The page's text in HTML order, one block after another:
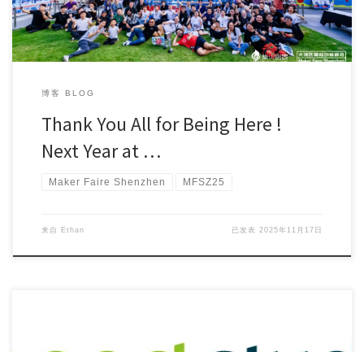
博客 BLOG
Thank You All for Being Here !
Next Year at …
Maker Faire Shenzhen MFSZ25
来自 Ethan 已发表2025年11月17日